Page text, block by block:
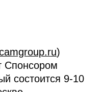
)
Спонсором
состоится 9-10